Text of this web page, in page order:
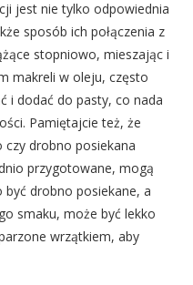
jest nie tylko odpowiednia
sposób ich połączenia z
stopniowo, mieszając i
makreli w oleju, często
i dodać do pasty, co nada
Pamiętajcie też, że
czy drobno posiekana
przygotowane, mogą
być drobno posiekane, a
smaku, może być lekko
wrzątkiem, aby